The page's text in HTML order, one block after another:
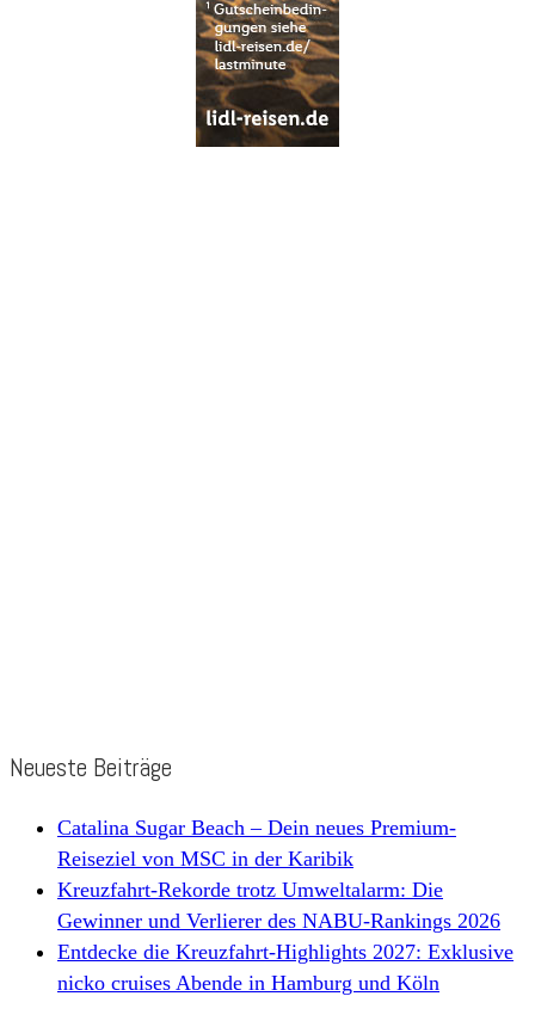
Neueste Beiträge
Catalina Sugar Beach – Dein neues Premium-
Reiseziel von MSC in der Karibik
Kreuzfahrt-Rekorde trotz Umweltalarm: Die
Gewinner und Verlierer des NABU-Rankings 2026
Entdecke die Kreuzfahrt-Highlights 2027: Exklusive
nicko cruises Abende in Hamburg und Köln